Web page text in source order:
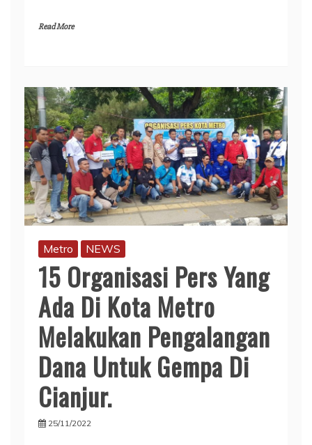
Read More
Metro NEWS
15 Organisasi Pers Yang
Ada Di Kota Metro
Melakukan Pengalangan
Dana Untuk Gempa Di
Cianjur.
25/11/2022